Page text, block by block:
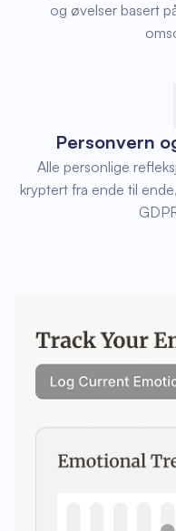
og øvelser basert
Personvern
Alle personlige
kryptert fra ende til